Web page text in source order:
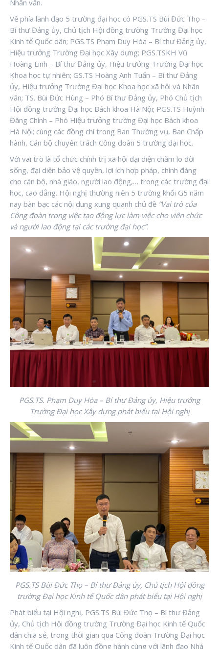
Nhân văn.
Về phía lãnh đạo 5 trường đại học có PGS.TS Bùi Đức Thọ –
Bí thư Đảng ủy, Chủ tịch Hội đồng trường Trường Đại học
Kinh tế Quốc dân; PGS.TS Phạm Duy Hòa – Bí thư Đảng ủy,
Hiệu trưởng Trường Đại học Xây dựng; PGS.TSKH Vũ
Hoàng Linh – Bí thư Đảng ủy, Hiệu trưởng Trường Đại học
Khoa học tự nhiên; GS.TS Hoàng Anh Tuấn – Bí thư Đảng
ủy, Hiệu trưởng Trường Đại học Khoa học xã hội và Nhân
văn; TS. Bùi Đức Hùng – Phó Bí thư Đảng ủy, Phó Chủ tịch
Hội đồng trường Đại học Bách khoa Hà Nội; PGS.TS Huỳnh
Đăng Chính – Phó Hiệu trưởng trường Đại học Bách khoa
Hà Nội; cùng các đồng chí trong Ban Thường vụ, Ban Chấp
hành, Cán bộ chuyên trách Công đoàn 5 trường đại học.
Với vai trò là tổ chức chính trị xã hội đại diện chăm lo đời
sống, đại diện bảo vệ quyền, lợi ích hợp pháp, chính đáng
cho cán bộ, nhà giáo, người lao động,… trong các trường đại
học, cao đẳng. Hội nghị thường niên 5 trường khối G5 năm
nay bàn bạc các nội dung xung quanh chủ đề “Vai trò của
Công đoàn trong việc tạo động lực làm việc cho viên chức
và người lao động tại các trường đại học”.
PGS.TS. Phạm Duy Hòa – Bí thư Đảng ủy, Hiệu trưởng
Trường Đại học Xây dựng phát biểu tại Hội nghị
PGS.TS Bùi Đức Thọ – Bí thư Đảng ủy, Chủ tịch Hội đồng
trường Đại học Kinh tế Quốc dân phát biểu tại Hội nghị
Phát biểu tại Hội nghị, PGS.TS Bùi Đức Thọ – Bí thư Đảng
ủy, Chủ tịch Hội đồng trường Trường Đại học Kinh tế Quốc
dân chia sẻ, trong thời gian qua Công đoàn Trường Đại học
Kinh tế Quốc dân đã luôn đồng hành cùng với lãnh đạo Nhà